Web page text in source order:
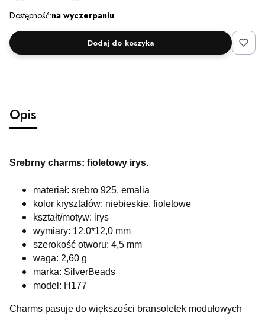
Dostępność:na wyczerpaniu
Dodaj do koszyka
Opis
Srebrny charms: fioletowy irys.
materiał: srebro 925, emalia
kolor kryształów: niebieskie, fioletowe
kształt/motyw: irys
wymiary: 12,0*12,0 mm
szerokość otworu: 4,5 mm
waga: 2,60 g
marka: SilverBeads
model: H177
Charms pasuje do większości bransoletek modułowych